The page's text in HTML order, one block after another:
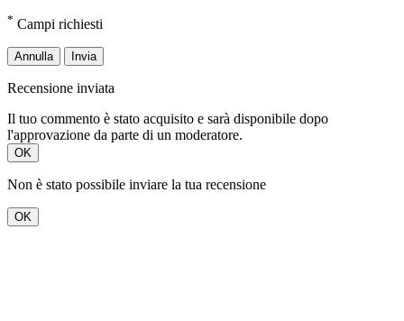
* Campi richiesti
Annulla Invia
Recensione inviata
Il tuo commento è stato acquisito e sarà disponibile dopo
l'approvazione da parte di un moderatore.
OK
Non è stato possibile inviare la tua recensione
OK